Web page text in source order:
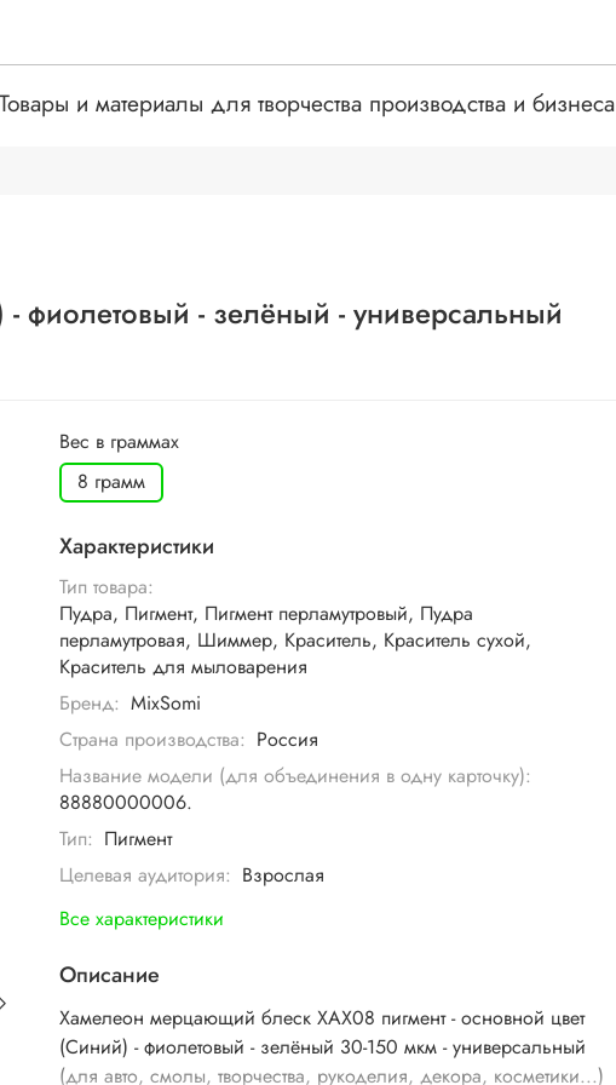
Товары и материалы для творчества производства и бизнеса
- зелёный - универсальный
Вес в граммах
8 грамм
Характеристики
Тип товара:
Пудра, Пигмент, Пигмент перламутровый, Пудра
перламутровая, Шиммер, Краситель, Краситель сухой,
Краситель для мыловарения
Бренд: MixSomi
Страна производства: Россия
Название модели (для объединения в одну карточку):
88880000006.
Тип: Пигмент
Целевая аудитория: Взрослая
Все характеристики
Описание
Хамелеон мерцающий блеск ХАХ08 пигмент - основной цвет
(Синий) - фиолетовый - зелёный 30-150 мкм - универсальный
(для авто, смолы, творчества, рукоделия, декора, косметики...)